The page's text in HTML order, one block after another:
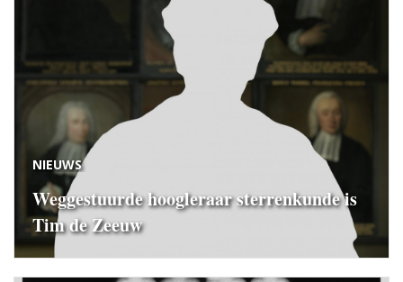
NIEUWS
Weggestuurde hoogleraar sterrenkunde is
Tim de Zeeuw